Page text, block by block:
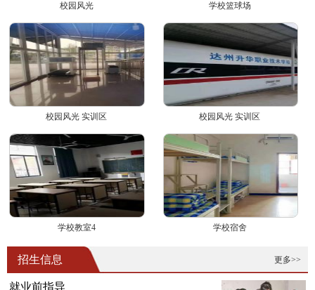
校园风光 学校篮球场
校园风光 实训区 校园风光 实训区
学校教室4 学校宿舍
更多>>
招生信息
就业前指导